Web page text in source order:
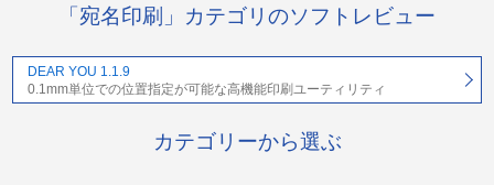
「宛名印刷」カテゴリのソフトレビュー
DEAR YOU 1.1.9
0.1mm単位での位置指定が可能な高機能印刷ユーティリティ
カテゴリーから選ぶ